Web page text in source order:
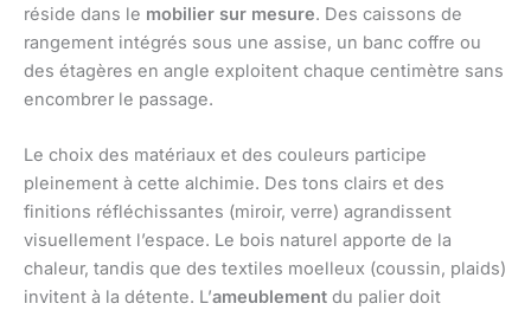
réside dans le mobilier sur mesure. Des caissons de
rangement intégrés sous une assise, un banc coffre ou
des étagères en angle exploitent chaque centimètre sans
encombrer le passage.
Le choix des matériaux et des couleurs participe
pleinement à cette alchimie. Des tons clairs et des
finitions réfléchissantes (miroir, verre) agrandissent
visuellement l’espace. Le bois naturel apporte de la
chaleur, tandis que des textiles moelleux (coussin, plaids)
invitent à la détente. L’ameublement du palier doit